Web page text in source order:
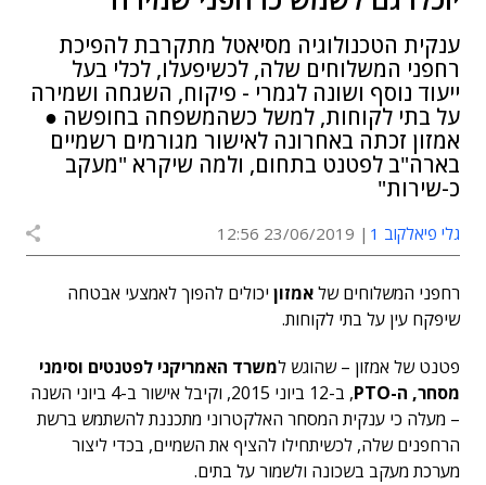
ענקית הטכנולוגיה מסיאטל מתקרבת להפיכת
רחפני המשלוחים שלה, לכשיפעלו, לכלי בעל
ייעוד נוסף ושונה לגמרי - פיקוח, השגחה ושמירה
על בתי לקוחות, למשל כשהמשפחה בחופשה ●
אמזון זכתה באחרונה לאישור מגורמים רשמיים
בארה"ב לפטנט בתחום, ולמה שיקרא "מעקב
כ-שירות"
גלי פיאלקוב 1 23/06/2019 12:56
רחפני המשלוחים שלאמזון יכולים להפוך לאמצעי אבטחה
שיפקח עין על בתי לקוחות.
פטנט של אמזון – שהוגש למשרד האמריקני לפטנטים וסימני
מסחר, ה-PTO
, ב-12 ביוני 2015, וקיבל אישור ב-4 ביוני השנה
– מעלה כי ענקית המסחר האלקטרוני מתכננת להשתמש ברשת
הרחפנים שלה, לכשיתחילו להציף את השמיים, בכדי ליצור
מערכת מעקב בשכונה ולשמור על בתים.